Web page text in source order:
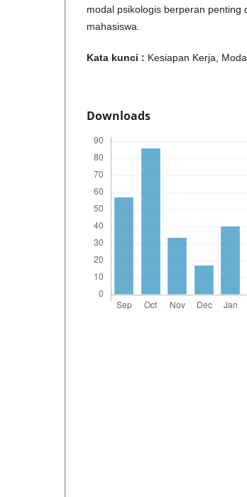
modal psikologis berperan penting
mahasiswa.
Kata kunci : Kesiapan Kerja,
Downloads